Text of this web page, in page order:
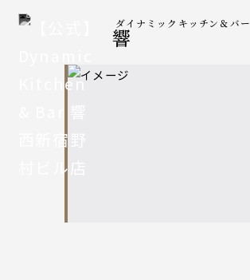
ダイナミックキッチン＆バー
響